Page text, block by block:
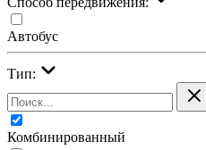
Автобус
Тип:
Комбинированный